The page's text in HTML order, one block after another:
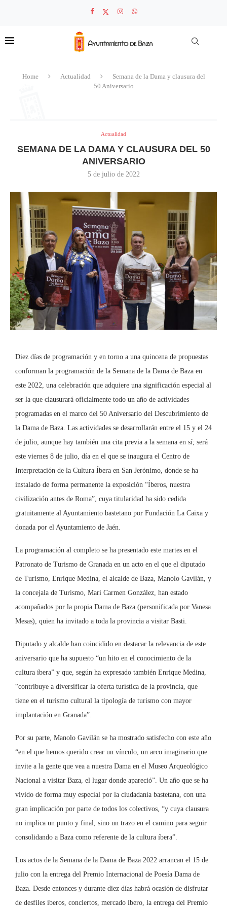
Home Actualidad
Semana de la Dama y clausura del
50 Aniversario
Actualidad
SEMANA DE LA DAMA Y CLAUSURA DEL 50
ANIVERSARIO
5 de julio de 2022
Diez días de programación y en torno a una quincena de propuestas
conforman la programación de la Semana de la Dama de Baza en
este 2022, una celebración que adquiere una significación especial al
ser la que clausurará oficialmente todo un año de actividades
programadas en el marco del 50 Aniversario del Descubrimiento de
la Dama de Baza. Las actividades se desarrollarán entre el 15 y el 24
de julio, aunque hay también una cita previa a la semana en sí; será
este viernes 8 de julio, día en el que se inaugura el Centro de
Interpretación de la Cultura Íbera en San Jerónimo, donde se ha
instalado de forma permanente la exposición “Íberos, nuestra
civilización antes de Roma”, cuya titularidad ha sido cedida
gratuitamente al Ayuntamiento bastetano por Fundación La Caixa y
donada por el Ayuntamiento de Jaén.
La programación al completo se ha presentado este martes en el
Patronato de Turismo de Granada en un acto en el que el diputado
de Turismo, Enrique Medina, el alcalde de Baza, Manolo Gavilán, y
la concejala de Turismo, Mari Carmen González, han estado
acompañados por la propia Dama de Baza (personificada por Vanesa
Mesas), quien ha invitado a toda la provincia a visitar Basti.
Diputado y alcalde han coincidido en destacar la relevancia de este
aniversario que ha supuesto “un hito en el conocimiento de la
cultura íbera” y que, según ha expresado también Enrique Medina,
“contribuye a diversificar la oferta turística de la provincia, que
tiene en el turismo cultural la tipología de turismo con mayor
implantación en Granada”.
Por su parte, Manolo Gavilán se ha mostrado satisfecho con este año
“en el que hemos querido crear un vínculo, un arco imaginario que
invite a la gente que vea a nuestra Dama en el Museo Arqueológico
Nacional a visitar Baza, el lugar donde apareció”. Un año que se ha
vivido de forma muy especial por la ciudadanía bastetana, con una
gran implicación por parte de todos los colectivos, “y cuya clausura
no implica un punto y final, sino un trazo en el camino para seguir
consolidando a Baza como referente de la cultura íbera”.
Los actos de la Semana de la Dama de Baza 2022 arrancan el 15 de
julio con la entrega del Premio Internacional de Poesía Dama de
Baza. Desde entonces y durante diez días habrá ocasión de disfrutar
de desfiles íberos, conciertos, mercado íbero, la entrega del Premio